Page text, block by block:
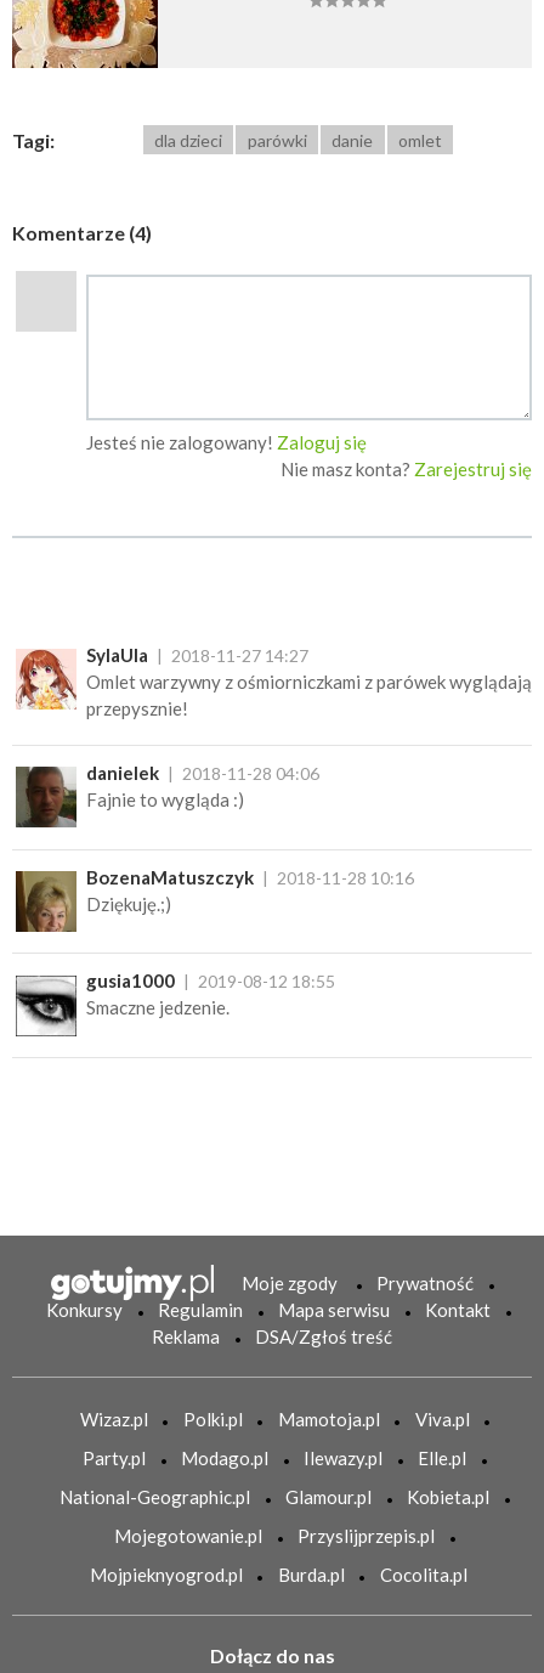
Tagi: dla dzieci parówki danie omlet
Komentarze (4)
Jesteś nie zalogowany! Zaloguj się
Nie masz konta? Zarejestruj się
SylaUla 2018-11-27 14:27
Omlet warzywny z ośmiorniczkami z parówek wyglądają
przepysznie!
danielek 2018-11-28 04:06
Fajnie to wygląda :)
BozenaMatuszczyk 2018-11-28 10:16
Dziękuję.;)
gusia1000 2019-08-12 18:55
Smaczne jedzenie.
Moje zgody
Prywatność
Konkursy
Regulamin Mapa serwisu
Kontakt
Reklama
DSA/Zgłoś treść
Wizaz.pl Polki.pl Mamotoja.pl
Viva.pl
Party.pl
Modago.pl Ilewazy.pl
Elle.pl
National-Geographic.pl
Glamour.pl
Kobieta.pl
Mojegotowanie.pl
Przyslijprzepis.pl
Mojpieknyogrod.pl
Burda.pl Cocolita.pl
Dołącz do nas